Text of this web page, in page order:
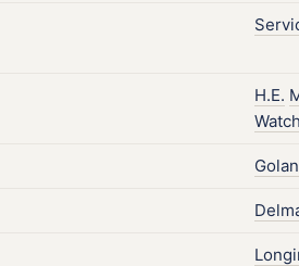
H.E.
Watch